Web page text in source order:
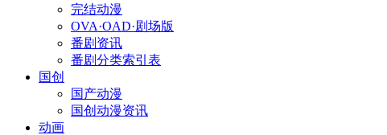
完结动漫
OVA·OAD·剧场版
番剧资讯
番剧分类索引表
国创
国产动漫
国创动漫资讯
动画